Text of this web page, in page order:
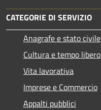
CATEGORIE DI SERVIZIO
Anagrafe e stato civile
Cultura e tempo libero
Vita lavorativa
Imprese e Commercio
Appalti pubblici